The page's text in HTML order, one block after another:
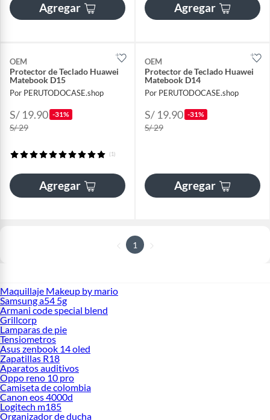
Agregar Agregar
OEM
Protector de Teclado Huawei
Matebook D15
Por PERUTODOCASE.shop
S/ 19.90 -31%
S/ 29
(1)
Agregar
OEM
Protector de Teclado Huawei
Matebook D14
Por PERUTODOCASE.shop
S/ 19.90 -31%
S/ 29
Agregar
1
Maquillaje Makeup by mario
Samsung a54 5g
Armani code special blend
Grillcorp
Lamparas de pie
Tensiometros
Asus zenbook 14 oled
Zapatillas R18
Aparatos auditivos
Oppo reno 10 pro
Camiseta de colombia
Canon eos 4000d
Logitech m185
Organizador de ducha